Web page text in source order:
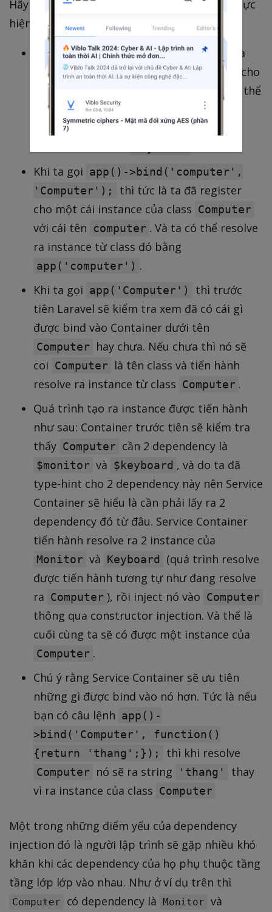
Hãy cùng phân tích xem Service Container thực
hiện phép màu đó như thế nào nhé.
Trước tiên, hãy để ý vào constructor của
class
Computer . Ở đây ta đã type-hint cho
những dependency được truyền vào. Cụ thể
$monitor là một instance của class
Monitor , còn $keyboard là một
Khi ta gọi app()->bind('computer',
'Computer');
thì tức là ta đã register
cho một cái instance của class Computer
với cái tên computer . Và ta có thể resolve
ra instance từ class đó bằng
app('computer') .
Khi ta gọi app('Computer')
thì trước
tiên Laravel sẽ kiểm tra xem đã có cái gì
được bind vào Container dưới tên
Computer
hay chưa. Nếu chưa thì nó sẽ
coi Computer
là tên class và tiến hành
resolve ra instance từ class Computer .
Quá trình tạo ra instance được tiến hành
như sau: Container trước tiên sẽ kiểm tra
thấy Computer cần 2 dependency là
$monitor và $keyboard , và do ta đã
type-hint cho 2 dependency này nên Service
Container sẽ hiểu là cần phải lấy ra 2
dependency đó từ đâu. Service Container
tiến hành resolve ra 2 instance của
Monitor và Keyboard
(quá trình resolve
được tiến hành tương tự như đang resolve
ra Computer ), rồi inject nó vào Computer
thông qua constructor injection. Và thế là
cuối cùng ta sẽ có được một instance của
Computer .
Chú ý rằng Service Container sẽ ưu tiên
những gì được bind vào nó hơn. Tức là nếu
bạn có câu lệnh app()-
>bind('Computer', function()
{return 'thang';});
thì khi resolve
Computer nó sẽ ra string 'thang'
thay
vì ra instance của class Computer
Một trong những điểm yếu của dependency
injection đó là người lập trình sẽ gặp nhiều khó
khăn khi các dependency của họ phụ thuộc tầng
tầng lớp lớp vào nhau. Như ở ví dụ trên thì
Computer có dependency là Monitor và